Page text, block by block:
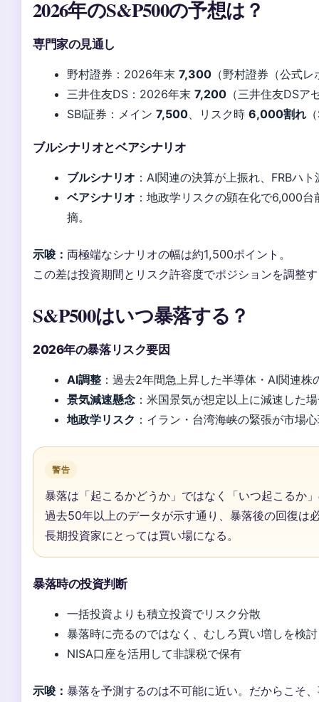
2026年のS&P500の予想は？
専門家の見通し
野村證券：2026年末 7,300 （野村證券（公式
三井住友DS：2026年末 7,200 （三井住友DS
SBI証券：メイン 7,500 、リスク時 6,000割れ
ブルシナリオとベアシナリオ
ブルシナリオ ：AI関連の決算が上振れ、FRBハ
ベアシナリオ ：地政学リスクの顕在化で6,000
摘。
示唆： 両極端なシナリオの幅は約1,500ポイント。
この差は投資期間とリスク許容度でポジションを調整
S&P500はいつ暴落する？
2026年の暴落リスク要因
AI調整 ：過去2年間急上昇した半導体・AI関連
景気減速懸念 ：米国景気が想定以上に減速した
地政学リスク ：イラン・台湾海峡の緊張が市場
警告
暴落は「起こるかどうか」ではなく「いつ起こるか
過去50年以上のデータが示す通り、暴落後の回復は
長期投資家にとっては買い場になる。
暴落時の投資判断
一括投資よりも積立投資でリスク分散
暴落時に売るのではなく、むしろ買い増しを検討
NISA口座を活用して非課税で保有
示唆： 暴落を予測するのは不可能に近い。だからこそ